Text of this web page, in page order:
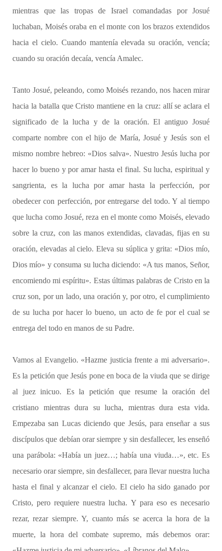
mientras que las tropas de Israel comandadas por Josué
luchaban, Moisés oraba en el monte con los brazos extendidos
hacia el cielo. Cuando mantenía elevada su oración, vencía;
cuando su oración decaía, vencía Amalec.
Tanto Josué, peleando, como Moisés rezando, nos hacen mirar
hacia la batalla que Cristo mantiene en la cruz: allí se aclara el
significado de la lucha y de la oración. El antiguo Josué
comparte nombre con el hijo de María, Josué y Jesús son el
mismo nombre hebreo: «Dios salva». Nuestro Jesús lucha por
hacer lo bueno y por amar hasta el final. Su lucha, espiritual y
sangrienta, es la lucha por amar hasta la perfección, por
obedecer con perfección, por entregarse del todo. Y al tiempo
que lucha como Josué, reza en el monte como Moisés, elevado
sobre la cruz, con las manos extendidas, clavadas, fijas en su
oración, elevadas al cielo. Eleva su súplica y grita: «Dios mío,
Dios mío» y consuma su lucha diciendo: «A tus manos, Señor,
encomiendo mi espíritu». Estas últimas palabras de Cristo en la
cruz son, por un lado, una oración y, por otro, el cumplimiento
de su lucha por hacer lo bueno, un acto de fe por el cual se
entrega del todo en manos de su Padre.
Vamos al Evangelio. «Hazme justicia frente a mi adversario».
Es la petición que Jesús pone en boca de la viuda que se dirige
al juez inicuo. Es la petición que resume la oración del
cristiano mientras dura su lucha, mientras dura esta vida.
Empezaba san Lucas diciendo que Jesús, para enseñar a sus
discípulos que debían orar siempre y sin desfallecer, les enseñó
una parábola: «Había un juez…; había una viuda…», etc. Es
necesario orar siempre, sin desfallecer, para llevar nuestra lucha
hasta el final y alcanzar el cielo. El cielo ha sido ganado por
Cristo, pero requiere nuestra lucha. Y para eso es necesario
rezar, rezar siempre. Y, cuanto más se acerca la hora de la
muerte, la hora del combate supremo, más debemos orar: